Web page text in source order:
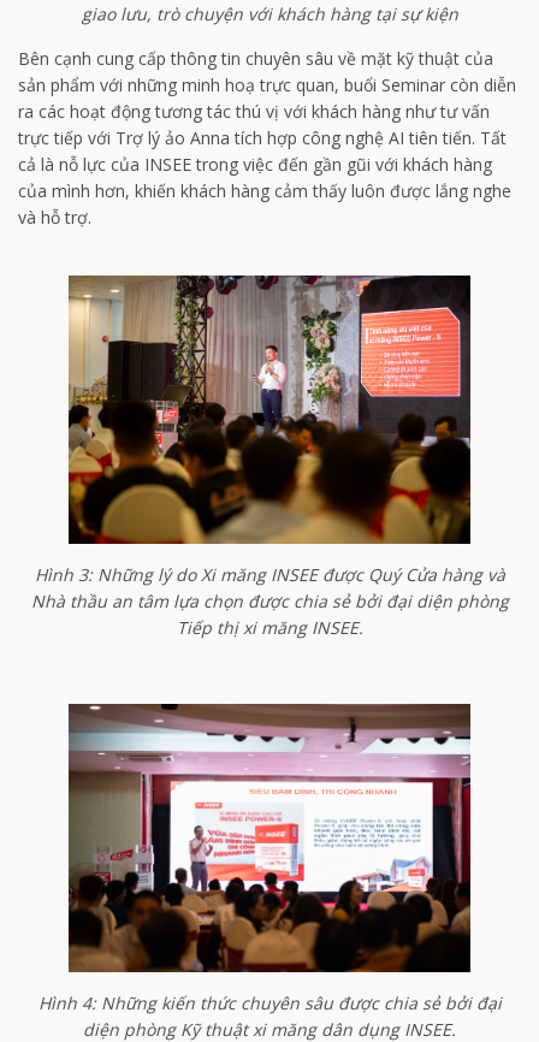
giao lưu, trò chuyện với khách hàng tại sự kiện
Bên cạnh cung cấp thông tin chuyên sâu về mặt kỹ thuật của
sản phẩm với những minh hoạ trực quan, buổi Seminar còn diễn
ra các hoạt động tương tác thú vị với khách hàng như tư vấn
trực tiếp với Trợ lý ảo Anna tích hợp công nghệ AI tiên tiến. Tất
cả là nỗ lực của INSEE trong việc đến gần gũi với khách hàng
của mình hơn, khiến khách hàng cảm thấy luôn được lắng nghe
và hỗ trợ.
Hình 3: Những lý do Xi măng INSEE được Quý Cửa hàng và
Nhà thầu an tâm lựa chọn được chia sẻ bởi đại diện phòng
Tiếp thị xi măng INSEE.
Hình 4: Những kiến thức chuyên sâu được chia sẻ bởi đại
diện phòng Kỹ thuật xi măng dân dụng INSEE.